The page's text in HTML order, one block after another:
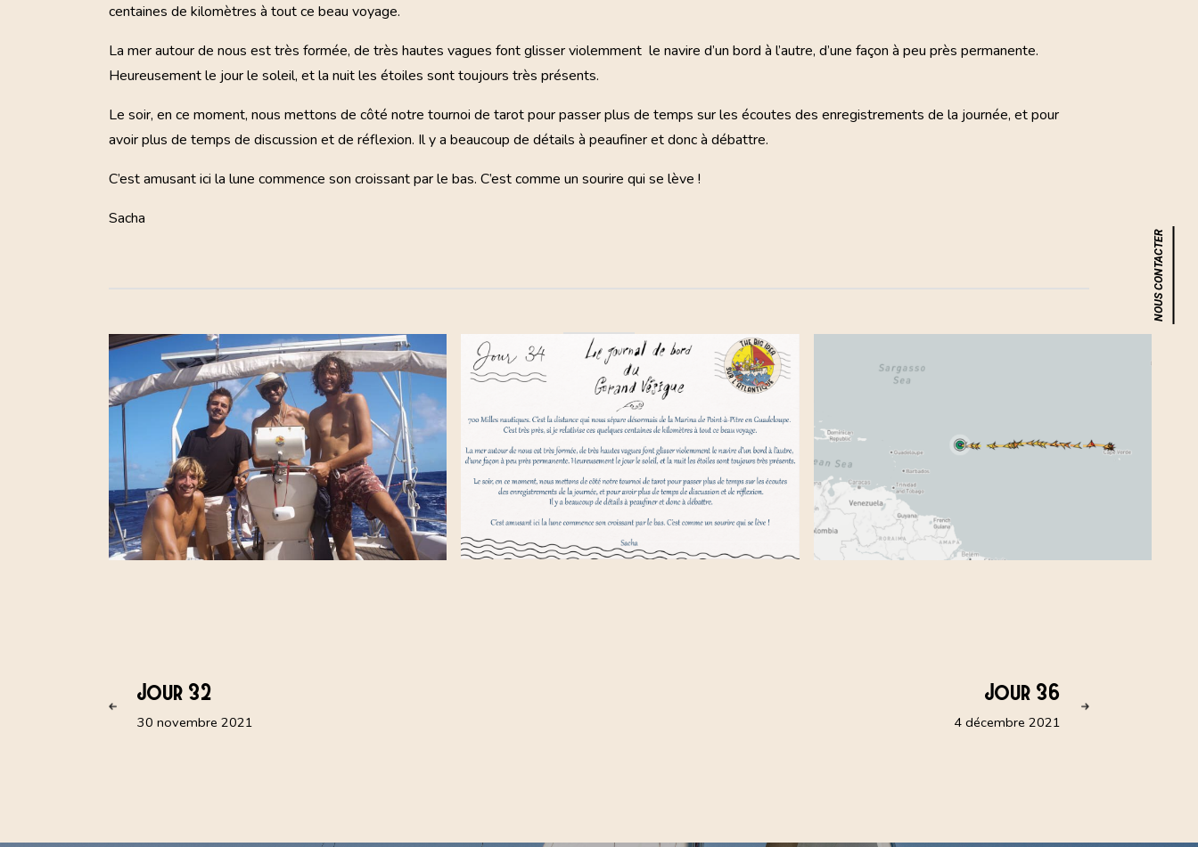
centaines de kilomètres à tout ce beau voyage.
La mer autour de nous est très formée, de très hautes vagues font glisser violemment le navire d’un bord à l’autre, d’une façon à peu près permanente.
Heureusement le jour le soleil, et la nuit les étoiles sont toujours très présents.
Le soir, en ce moment, nous mettons de côté notre tournoi de tarot pour passer plus de temps sur les écoutes des enregistrements de la journée, et pour
avoir plus de temps de discussion et de réflexion. Il y a beaucoup de détails à peaufiner et donc à débattre.
C’est amusant ici la lune commence son croissant par le bas. C’est comme un sourire qui se lève !
Sacha
Jour 32
30 novembre 2021
Jour 36
4 décembre 2021
NOUS CONTACTER